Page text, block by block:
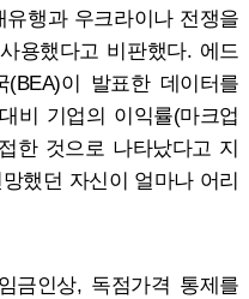
행과 우크라이나 전쟁을
용했다고 비판했다. 에드
이 발표한 데이터를
비 기업의 이익률(마크업
한 것으로 나타났다고 지
했던 자신이 얼마나 어리
금인상, 독점가격 통제를